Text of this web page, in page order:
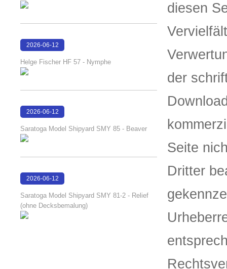
diesen
der
Seite
Dritter
2026-06-12
Helge Fischer HF 57 - Nymphe
2026-06-12
Saratoga Model Shipyard SMY 85 - Beaver
2026-06-12
Saratoga Model Shipyard SMY 81-2 - Relief
(ohne Decksbemalung)